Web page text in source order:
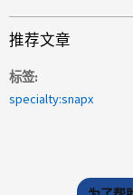
推荐文章
标签
specialty:snapx